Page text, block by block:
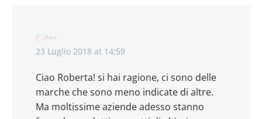
Elena
23 Luglio 2018 at 14:59
Ciao Roberta! si hai ragione, ci sono delle
marche che sono meno indicate di altre.
Ma moltissime aziende adesso stanno